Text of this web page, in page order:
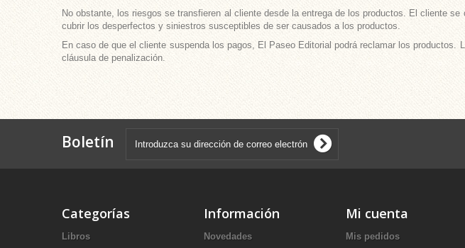
No obstante, los riesgos se transfieren al cliente desde la entrega de los productos. El cliente
cubrir los desperfectos y siniestros susceptibles de ser causados a los productos.
En caso de que el cliente suspenda los pagos, El Paseo Editorial podrá reclamar los
cláusula de penalización.
Boletín
Categorías
Libros
Información
Novedades
Mi cuenta
Mis pedidos